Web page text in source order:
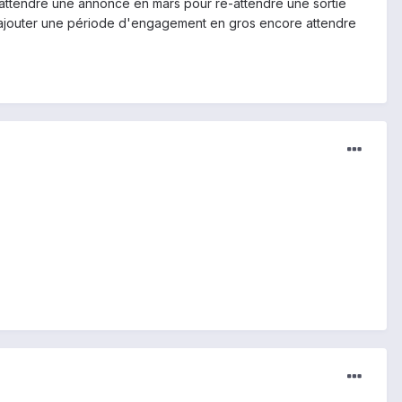
une annonce en mars pour re-attendre une sortie
une période d'engagement en gros encore attendre